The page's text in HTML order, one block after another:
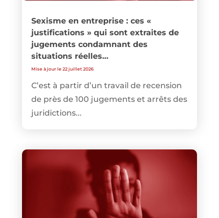
Sexisme en entreprise : ces «
justifications » qui sont extraites de
jugements condamnant des
situations réelles…
Mise à jour le 22 juillet 2026
C’est à partir d’un travail de recension
de près de 100 jugements et arrêts des
juridictions...